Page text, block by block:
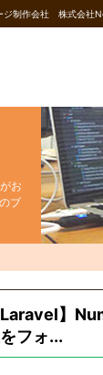
ジ制作会社 株式会社
お
ブ
Laravel】
フォ...